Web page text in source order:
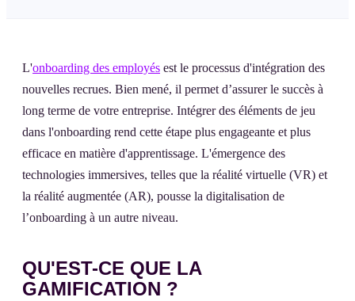
L'onboarding des employés est le processus d'intégration des
nouvelles recrues. Bien mené, il permet d’assurer le succès à
long terme de votre entreprise. Intégrer des éléments de jeu
dans l'onboarding rend cette étape plus engageante et plus
efficace en matière d'apprentissage. L'émergence des
technologies immersives, telles que la réalité virtuelle (VR) et
la réalité augmentée (AR), pousse la digitalisation de
l’onboarding à un autre niveau.
QU'EST-CE QUE LA
GAMIFICATION ?